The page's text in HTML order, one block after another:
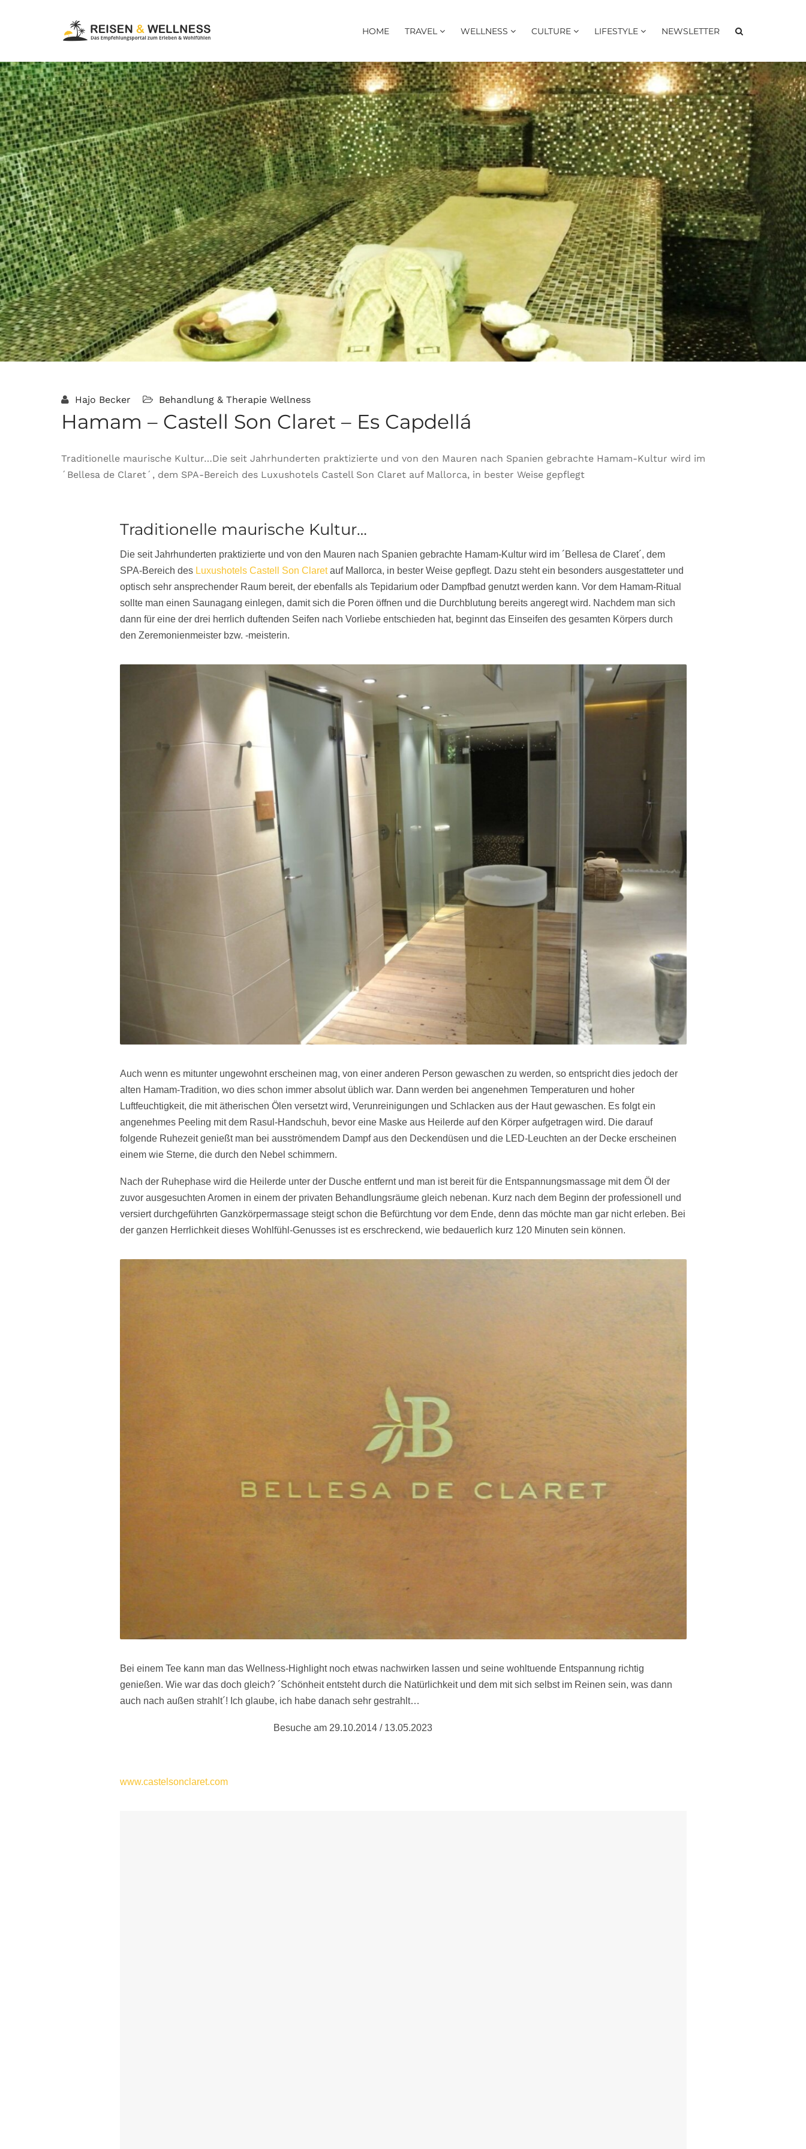
HOME TRAVEL WELLNESS CULTURE LIFESTYLE NEWSLETTER
Hajo Becker Behandlung & Therapie Wellness
Hamam – Castell Son Claret – Es Capdellá
Traditionelle maurische Kultur…Die seit Jahrhunderten praktizierte und von den Mauren nach Spanien gebrachte Hamam-Kultur wird im
´Bellesa de Claret´, dem SPA-Bereich des Luxushotels Castell Son Claret auf Mallorca, in bester Weise gepflegt
Traditionelle maurische Kultur…
Die seit Jahrhunderten praktizierte und von den Mauren nach Spanien gebrachte Hamam-Kultur wird im ´Bellesa de Claret´, dem
SPA-Bereich des Luxushotels Castell Son Claretauf Mallorca, in bester Weise gepflegt. Dazu steht ein besonders ausgestatteter und
optisch sehr ansprechender Raum bereit, der ebenfalls als Tepidarium oder Dampfbad genutzt werden kann. Vor dem Hamam-Ritual
sollte man einen Saunagang einlegen, damit sich die Poren öffnen und die Durchblutung bereits angeregt wird. Nachdem man sich
dann für eine der drei herrlich duftenden Seifen nach Vorliebe entschieden hat, beginnt das Einseifen des gesamten Körpers durch
den Zeremonienmeister bzw. -meisterin.
Auch wenn es mitunter ungewohnt erscheinen mag, von einer anderen Person gewaschen zu werden, so entspricht dies jedoch der
alten Hamam-Tradition, wo dies schon immer absolut üblich war. Dann werden bei angenehmen Temperaturen und hoher
Luftfeuchtigkeit, die mit ätherischen Ölen versetzt wird, Verunreinigungen und Schlacken aus der Haut gewaschen. Es folgt ein
angenehmes Peeling mit dem Rasul-Handschuh, bevor eine Maske aus Heilerde auf den Körper aufgetragen wird. Die darauf
folgende Ruhezeit genießt man bei ausströmendem Dampf aus den Deckendüsen und die LED-Leuchten an der Decke erscheinen
einem wie Sterne, die durch den Nebel schimmern.
Nach der Ruhephase wird die Heilerde unter der Dusche entfernt und man ist bereit für die Entspannungsmassage mit dem Öl der
zuvor ausgesuchten Aromen in einem der privaten Behandlungsräume gleich nebenan. Kurz nach dem Beginn der professionell und
versiert durchgeführten Ganzkörpermassage steigt schon die Befürchtung vor dem Ende, denn das möchte man gar nicht erleben. Bei
der ganzen Herrlichkeit dieses Wohlfühl-Genusses ist es erschreckend, wie bedauerlich kurz 120 Minuten sein können.
Bei einem Tee kann man das Wellness-Highlight noch etwas nachwirken lassen und seine wohltuende Entspannung richtig
genießen. Wie war das doch gleich? ´Schönheit entsteht durch die Natürlichkeit und dem mit sich selbst im Reinen sein, was dann
auch nach außen strahlt´! Ich glaube, ich habe danach sehr gestrahlt…
Besuche am 29.10.2014 / 13.05.2023
www.castelsonclaret.com